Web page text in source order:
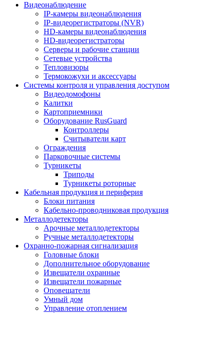
Видеонаблюдение
IP-камеры видеонаблюдения
IP-видеорегистраторы (NVR)
HD-камеры видеонаблюдения
HD-видеорегистраторы
Серверы и рабочие станции
Сетевые устройства
Тепловизоры
Термокожухи и аксессуары
Системы контроля и управления доступом
Видеодомофоны
Калитки
Картоприемники
Оборудование RusGuard
Контроллеры
Считыватели карт
Ограждения
Парковочные системы
Турникеты
Триподы
Турникеты роторные
Кабельная продукция и периферия
Блоки питания
Кабельно-проводниковая продукция
Металлодетекторы
Арочные металлодетекторы
Ручные металлодетекторы
Охранно-пожарная сигнализация
Головные блоки
Дополнительное оборудование
Извещатели охранные
Извещатели пожарные
Оповещатели
Умный дом
Управление отоплением